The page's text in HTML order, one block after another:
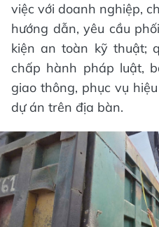
việc với doanh nghiệp,
hướng dẫn, yêu cầu
kiện an toàn kỹ thuật;
chấp hành pháp luật,
giao thông, phục vụ
dự án trên địa bàn.